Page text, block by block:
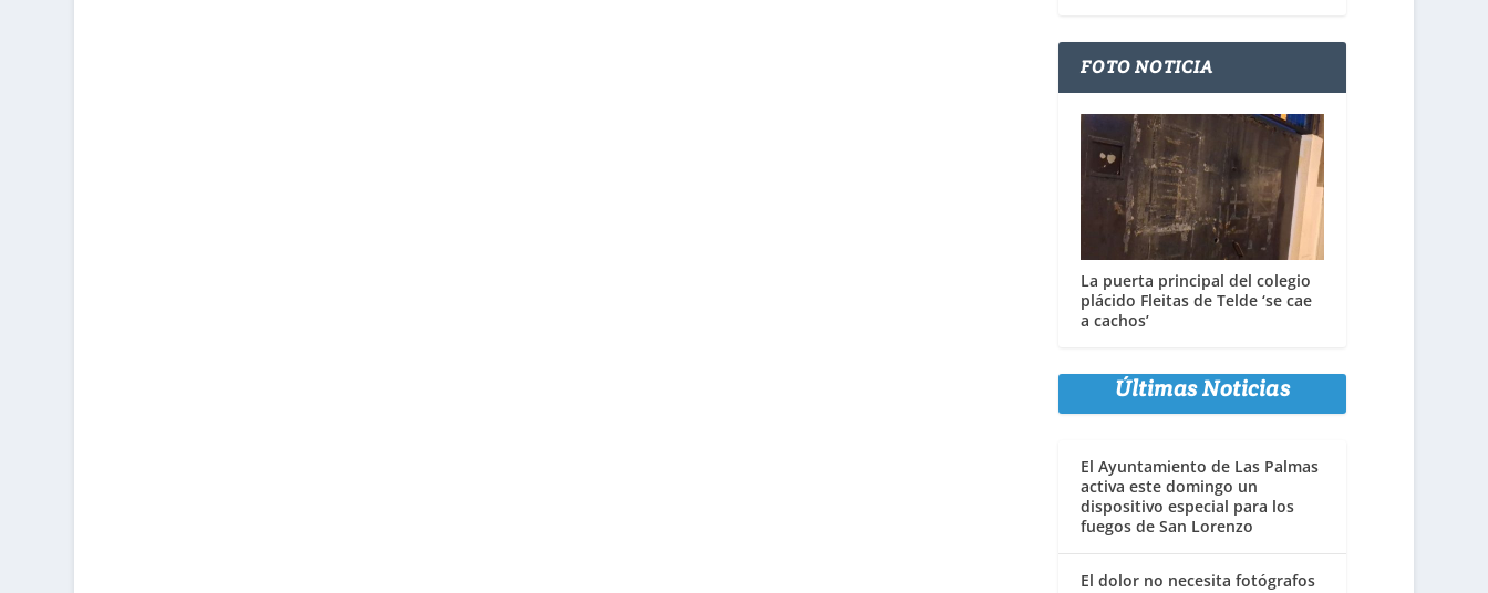
FOTO NOTICIA
La puerta principal del colegio
plácido Fleitas de Telde ‘se cae
a cachos’
Últimas Noticias
El Ayuntamiento de Las Palmas
activa este domingo un
dispositivo especial para los
fuegos de San Lorenzo
El dolor no necesita fotógrafos